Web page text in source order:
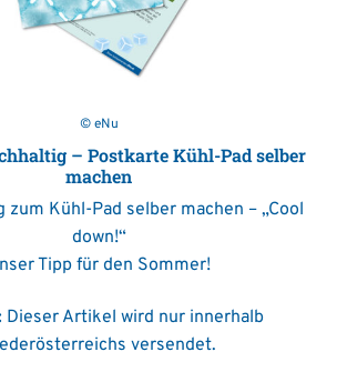
© eNu
– Postkarte Kühl-Pad selber
machen
zum Kühl-Pad selber machen – „Cool
down!“
Tipp für den Sommer!
Dieser Artikel wird nur innerhalb
versendet.